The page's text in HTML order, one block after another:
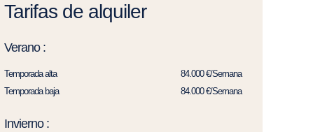
Tarifas de alquiler
Verano :
Temporada alta
84.000 €/Semana
Temporada baja
84.000 €/Semana
Invierno :